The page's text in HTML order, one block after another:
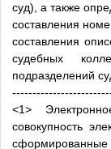
суд), а также
составления
составления
судебных
подразделений
<1>
совокупность
сформированные